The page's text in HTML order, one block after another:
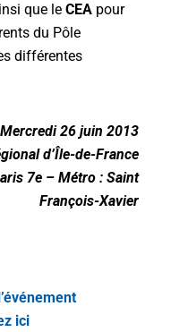
que le CEA pour
du Pôle
différentes
Mercredi 26 juin 2013
d’Île-de-France
7e – Métro : Saint
François-Xavier
ici